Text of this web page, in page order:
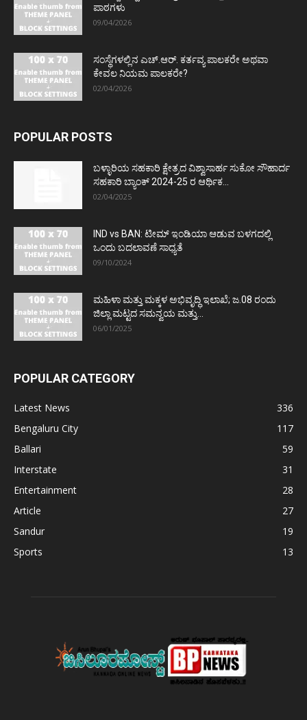
ಪಾಠಗಳು
09/04/2026
ಸಂಸ್ಥೆಗಳಲ್ಲಿನ ಎಚ್.ಆರ್. ಕರ್ತವ್ಯ ಪಾಲಕರೇ ಅಥವಾ
ಕೇವಲ ನಿಯಮ ಪಾಲಕರೇ?
02/04/2026
POPULAR POSTS
ಬಳ್ಳಾರಿಯ ಸಹಕಾರಿ ಕ್ಷೇತ್ರದ ವಿಶ್ವಾಸಾರ್ಹ ಸುಕೋ ಸೌಹಾರ್ದ
ಸಹಕಾರಿ ಬ್ಯಾಂಕ್ 2024-25 ರ ಆರ್ಥಿಕ...
02/04/2025
IND vs BAN: ಟೀಮ್ ಇಂಡಿಯಾ ಆಡುವ ಬಳಗದಲ್ಲಿ
ಒಂದು ಬದಲಾವಣೆ ಸಾಧ್ಯತೆ
09/10/2024
ಮಹಿಳಾ ಮತ್ತು ಮಕ್ಕಳ ಅಭಿವೃದ್ಧಿ ಇಲಾಖೆ; ಜ.08 ರಂದು
ಜಿಲ್ಲಾ ಮಟ್ಟದ ಸಮನ್ವಯ ಮತ್ತು...
06/01/2025
POPULAR CATEGORY
Latest News
336
Bengaluru City
117
Ballari
59
Interstate
31
Entertainment
28
Article
27
Sandur
19
Sports
13